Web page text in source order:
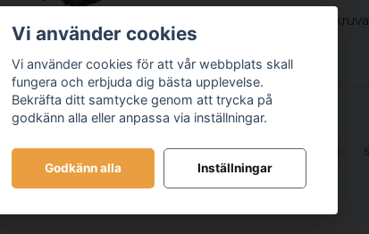
Aimpoint® CompM5
2 MOA med 33 mm
spacer och LRP
montage
12 995 kr
LÄGG I VARUKORGEN
Omkopplarratt med
Passar Aimpoint®-siktena
Passar även modeller
som inte längre tillverkas
Relaterade kategorier
Produkter Tillbehör för optik
Vi använder cookies
Vi använder cookies för att vår webbplats skall
fungera och erbjuda dig bästa upplevelse.
Bekräfta ditt samtycke genom att trycka på
godkänn alla eller anpassa via inställningar.
Godkänn alla Inställningar